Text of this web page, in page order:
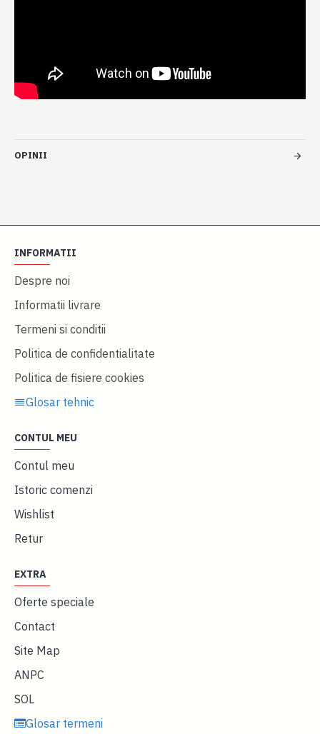
OPINII
INFORMATII
Despre noi
Informatii livrare
Termeni si conditii
Politica de confidentialitate
Politica de fisiere cookies
Glosar tehnic
CONTUL MEU
Contul meu
Istoric comenzi
Wishlist
Retur
EXTRA
Oferte speciale
Contact
Site Map
ANPC
SOL
Glosar termeni